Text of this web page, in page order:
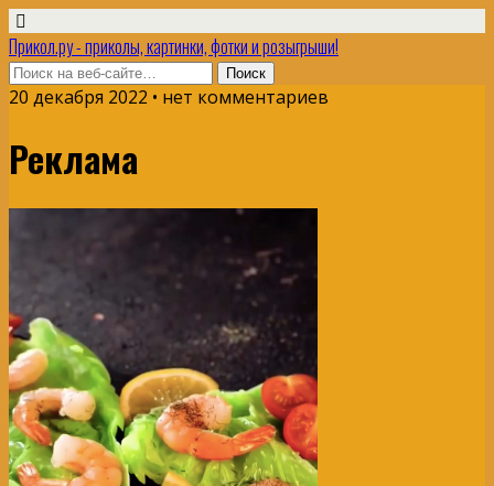
Прикол.ру - приколы, картинки, фотки и розыгрыши!
20 декабря 2022 • нет комментариев
Реклама